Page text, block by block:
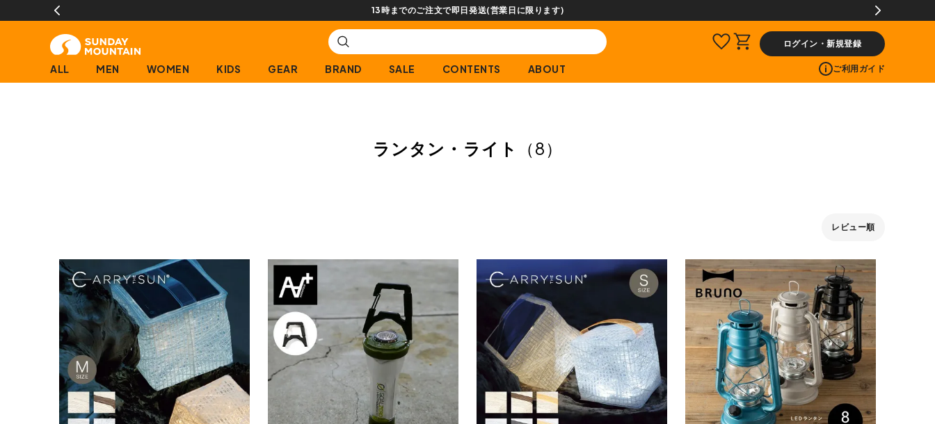
13時までのご注文で即日発送(営業日に限ります)
ログイン・新規登録
ALL MEN WOMEN KIDS GEAR BRAND SALE CONTENTS ABOUT ご利用ガイド
ランタン・ライト （8）
レビュー順